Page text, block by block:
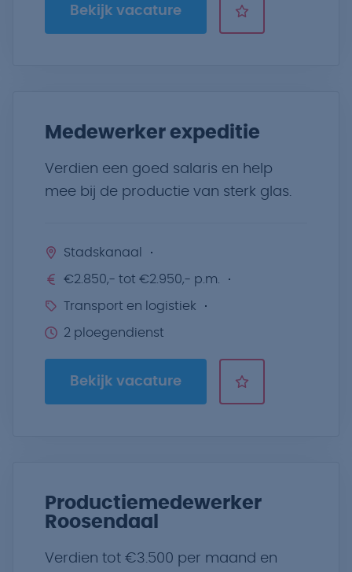
Bekijk vacature
Medewerker expeditie
Verdien een goed salaris en help
mee bij de productie van sterk glas.
Stadskanaal
€2.850,- tot €2.950,- p.m.
Transport en logistiek
2 ploegendienst
Bekijk vacature
Productiemedewerker
Roosendaal
Verdien tot €3.500 per maand en